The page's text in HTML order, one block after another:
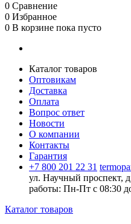
0 Сравнение
0 Избранное
0 В корзине пока пусто
Каталог товаров
Оптовикам
Доставка
Оплата
Вопрос ответ
Новости
О компании
Контакты
Гарантия
+7 800 201 22 31
ул. Научный проспект,
работы: Пн‑Пт с 08:30
Каталог товаров